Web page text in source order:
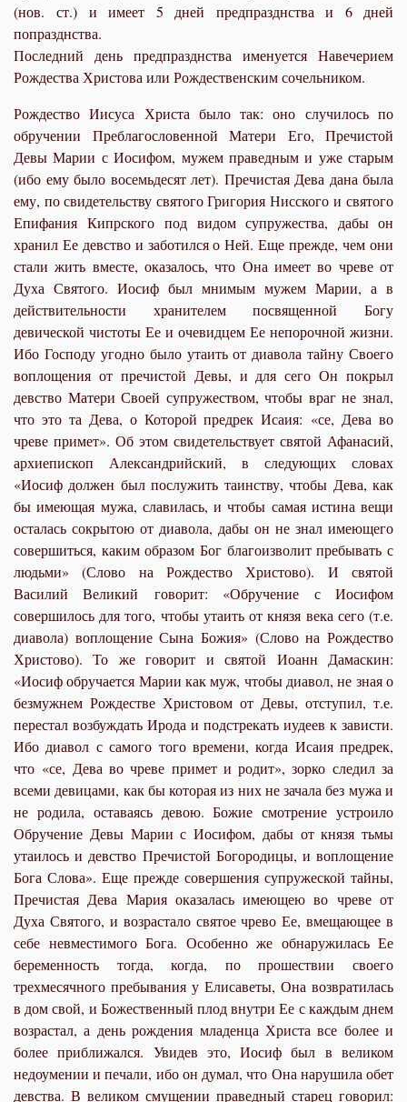
(нов. ст.) и имеет 5 дней предпразднства и 6 дней
попразднства.
Последний день предпразднства именуется Навечерием
Рождества Христова или Рождественским сочельником.
Рождество Иисуса Христа было так: оно случилось по
обручении Преблагословенной Матери Его, Пречистой
Девы Марии с Иосифом, мужем праведным и уже старым
(ибо ему было восемьдесят лет). Пречистая Дева дана была
ему, по свидетельству святого Григория Нисского и святого
Епифания Кипрского под видом супружества, дабы он
хранил Ее девство и заботился о Ней. Еще прежде, чем они
стали жить вместе, оказалось, что Она имеет во чреве от
Духа Святого. Иосиф был мнимым мужем Марии, а в
действительности хранителем посвященной Богу
девической чистоты Ее и очевидцем Ее непорочной жизни.
Ибо Господу угодно было утаить от диавола тайну Своего
воплощения от пречистой Девы, и для сего Он покрыл
девство Матери Своей супружеством, чтобы враг не знал,
что это та Дева, о Которой предрек Исаия: «се, Дева во
чреве примет». Об этом свидетельствует святой Афанасий,
архиепископ Александрийский, в следующих словах
«Иосиф должен был послужить таинству, чтобы Дева, как
бы имеющая мужа, славилась, и чтобы самая истина вещи
осталась сокрытою от диавола, дабы он не знал имеющего
совершиться, каким образом Бог благоизволит пребывать с
людьми» (Слово на Рождество Христово). И святой
Василий Великий говорит: «Обручение с Иосифом
совершилось для того, чтобы утаить от князя века сего (т.е.
диавола) воплощение Сына Божия» (Слово на Рождество
Христово). То же говорит и святой Иоанн Дамаскин:
«Иосиф обручается Марии как муж, чтобы диавол, не зная о
безмужнем Рождестве Христовом от Девы, отступил, т.е.
перестал возбуждать Ирода и подстрекать иудеев к зависти.
Ибо диавол с самого того времени, когда Исаия предрек,
что «се, Дева во чреве примет и родит», зорко следил за
всеми девицами, как бы которая из них не зачала без мужа и
не родила, оставаясь девою. Божие смотрение устроило
Обручение Девы Марии с Иосифом, дабы от князя тьмы
утаилось и девство Пречистой Богородицы, и воплощение
Бога Слова». Еще прежде совершения супружеской тайны,
Пречистая Дева Мария оказалась имеющею во чреве от
Духа Святого, и возрастало святое чрево Ее, вмещающее в
себе невместимого Бога. Особенно же обнаружилась Ее
беременность тогда, когда, по прошествии своего
трехмесячного пребывания у Елисаветы, Она возвратилась
в дом свой, и Божественный плод внутри Ее с каждым днем
возрастал, а день рождения младенца Христа все более и
более приближался. Увидев это, Иосиф был в великом
недоумении и печали, ибо он думал, что Она нарушила обет
девства. В великом смущении праведный старец говорил: